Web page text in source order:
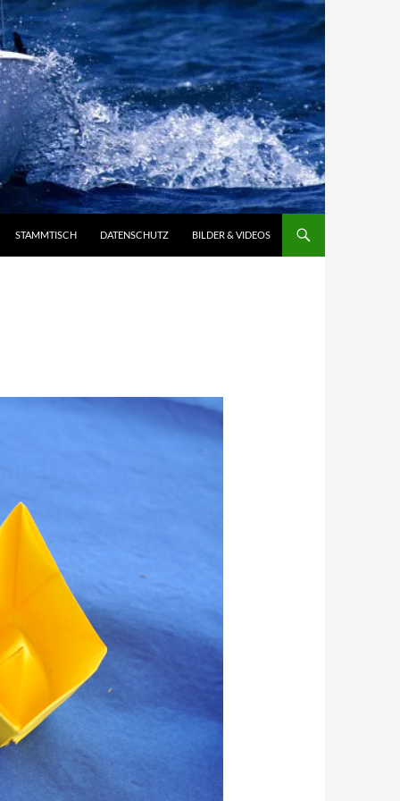
STAMMTISCH DATENSCHUTZ BILDER & VIDEOS